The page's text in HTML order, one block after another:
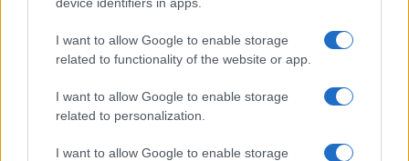
I want to allow Google to enable storage
related to functionality of the website or app.
I want to allow Google to enable storage
related to personalization.
I want to allow Google to enable storage
Precedente
PAGINA
SUCCESSIVA
59
Leggi i commenti